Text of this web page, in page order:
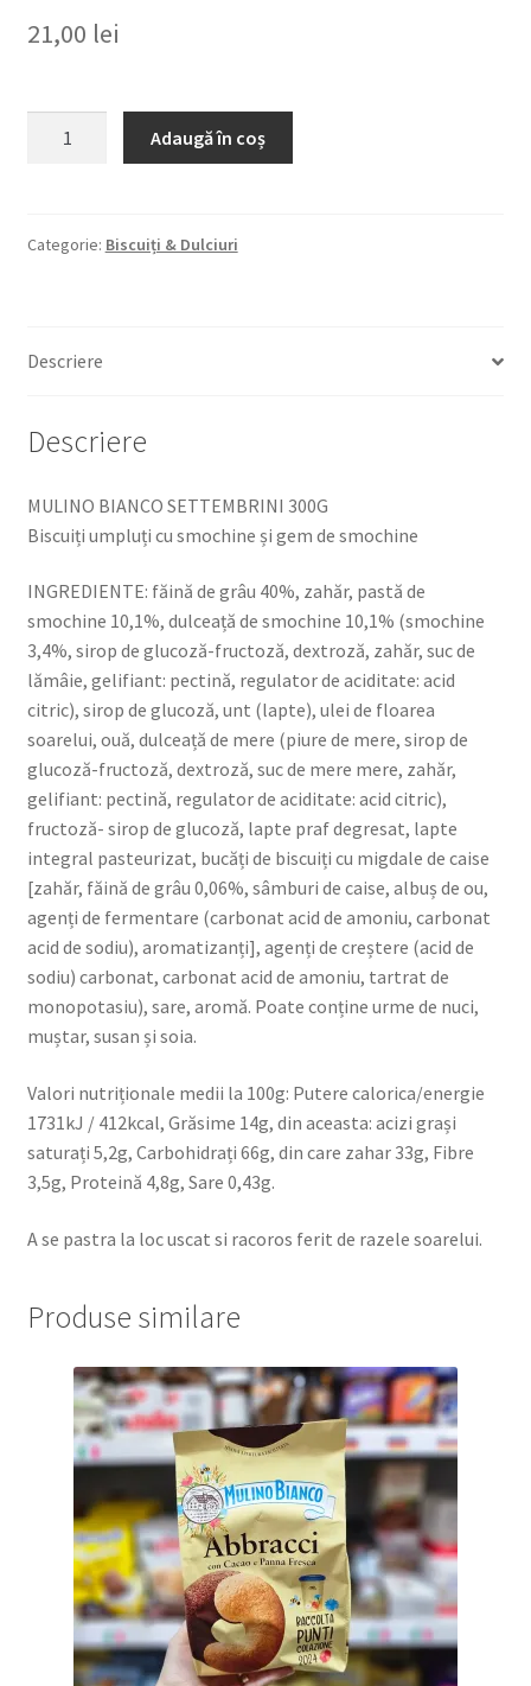
21,00 lei
300G
smochine
de
Adaugă în coș
Categorie: Biscuiți & Dulciuri
Descriere
Descriere
MULINO BIANCO SETTEMBRINI 300G
Biscuiți umpluți cu smochine și gem de smochine
INGREDIENTE: făină de grâu 40%, zahăr, pastă de
smochine 10,1%, dulceață de smochine 10,1% (smochine
3,4%, sirop de glucoză-fructoză, dextroză, zahăr, suc de
lămâie, gelifiant: pectină, regulator de aciditate: acid
citric), sirop de glucoză, unt (lapte), ulei de floarea
soarelui, ouă, dulceață de mere (piure de mere, sirop de
glucoză-fructoză, dextroză, suc de mere mere, zahăr,
gelifiant: pectină, regulator de aciditate: acid citric),
fructoză- sirop de glucoză, lapte praf degresat, lapte
integral pasteurizat, bucăți de biscuiți cu migdale de caise
[zahăr, făină de grâu 0,06%, sâmburi de caise, albuș de ou,
agenți de fermentare (carbonat acid de amoniu, carbonat
acid de sodiu), aromatizanți], agenți de creștere (acid de
sodiu) carbonat, carbonat acid de amoniu, tartrat de
monopotasiu), sare, aromă. Poate conține urme de nuci,
muștar, susan și soia.
Valori nutriționale medii la 100g: Putere calorica/energie
1731kJ / 412kcal, Grăsime 14g, din aceasta: acizi grași
saturați 5,2g, Carbohidrați 66g, din care zahar 33g, Fibre
3,5g, Proteină 4,8g, Sare 0,43g.
A se pastra la loc uscat si racoros ferit de razele soarelui.
Produse similare